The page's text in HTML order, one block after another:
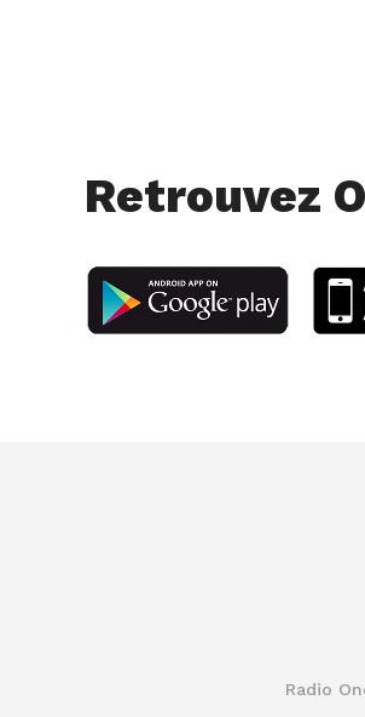
Retrouvez
Radio